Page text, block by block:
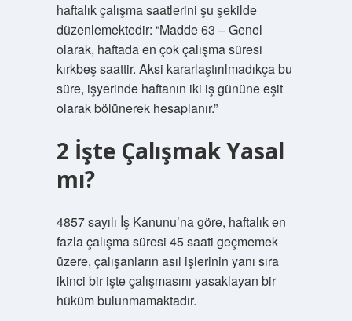
haftalık çalışma saatlerini şu şekilde
düzenlemektedir: “Madde 63 – Genel
olarak, haftada en çok çalışma süresi
kırkbeş saattir. Aksi kararlaştırılmadıkça bu
süre, işyerinde haftanın iki iş gününe eşit
olarak bölünerek hesaplanır.”
2 İşte Çalışmak Yasal
mı?
4857 sayılı İş Kanunu’na göre, haftalık en
fazla çalışma süresi 45 saati geçmemek
üzere, çalışanların asıl işlerinin yanı sıra
ikinci bir işte çalışmasını yasaklayan bir
hüküm bulunmamaktadır.